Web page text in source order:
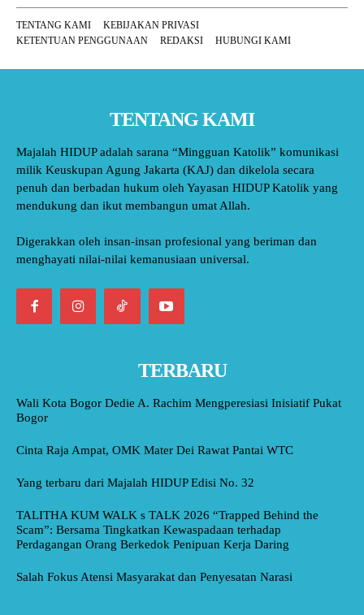
TENTANG KAMI
KEBIJAKAN PRIVASI
KETENTUAN PENGGUNAAN
REDAKSI HUBUNGI KAMI
TENTANG KAMI
Majalah HIDUP adalah sarana “Mingguan Katolik” komunikasi
milik Keuskupan Agung Jakarta (KAJ) dan dikelola secara
penuh dan berbadan hukum oleh Yayasan HIDUP Katolik yang
mendukung dan ikut membangun umat Allah.
Digerakkan oleh insan-insan profesional yang beriman dan
menghayati nilai-nilai kemanusiaan universal.
TERBARU
Wali Kota Bogor Dedie A. Rachim Mengperesiasi Inisiatif Pukat
Bogor
Cinta Raja Ampat, OMK Mater Dei Rawat Pantai WTC
Yang terbaru dari Majalah HIDUP Edisi No. 32
TALITHA KUM WALK s TALK 2026 “Trapped Behind the
Scam”: Bersama Tingkatkan Kewaspadaan terhadap
Perdagangan Orang Berkedok Penipuan Kerja Daring
Salah Fokus Atensi Masyarakat dan Penyesatan Narasi